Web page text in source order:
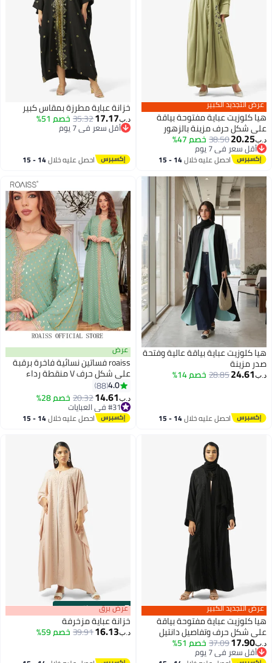
عرض التجديد الكبير
هيا كلوزيت عباية مفتوحة بياقة
على شكل حرف مزينة بالزهور
د.ب‏20.25
38.50خصم 47%
أقل سعر في 7 يوم
أقل سعر في 7 يوماحصل عليه خلال 14 - 15
خزانة عباية مطرزة بمقاس كبير
د.ب‏17.17
35.32خصم 51%
أقل سعر في 7 يوم
أقل سعر في 7 يوم
احصل عليه خلال 14 - 15
هيا كلوزيت عباية بياقة عالية وفتحة
صدر مزينة
د.ب‏24.61
28.85خصم 14%
احصل عليه خلال 14 - 15
9
عرض
roaiss فساتين نسائية فاخرة برقبة
على شكل حرف V منقطة رداء
ماكسي أنماط حصرية عباية عصرية
أنيقة الشرق الأوسط العربية مأدبة
حفل زفاف فستان نسائي ملابس
المهرجانات
4.0
88
د.ب‏14.61
20.32خصم 28%
#31 في العبايات
#31 في العبايات احصل عليه خلال 14 - 15
عرض التجديد الكبير
هيا كلوزيت عباية مفتوحة بياقة
على شكل حرف وتفاصيل دانتيل
وطيات
د.ب‏17.90
37.09خصم 51%
أقل سعر في 7 يوم
00m:00s
·باقي 100% عرض برق
خزانة عباية مزخرفة
د.ب‏16.13
39.91خصم 59%